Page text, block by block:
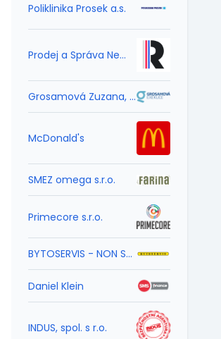
Poliklinika Prosek a.s.
Prodej a Správa Nemovitostí s.r.o.
Grosamová Zuzana, Mgr. – soudní exekutorka
McDonald's
SMEZ omega s.r.o.
Primecore s.r.o.
BYTOSERVIS - NON STOP , s.r.o.
Daniel Klein
INDUS, spol. s r.o.